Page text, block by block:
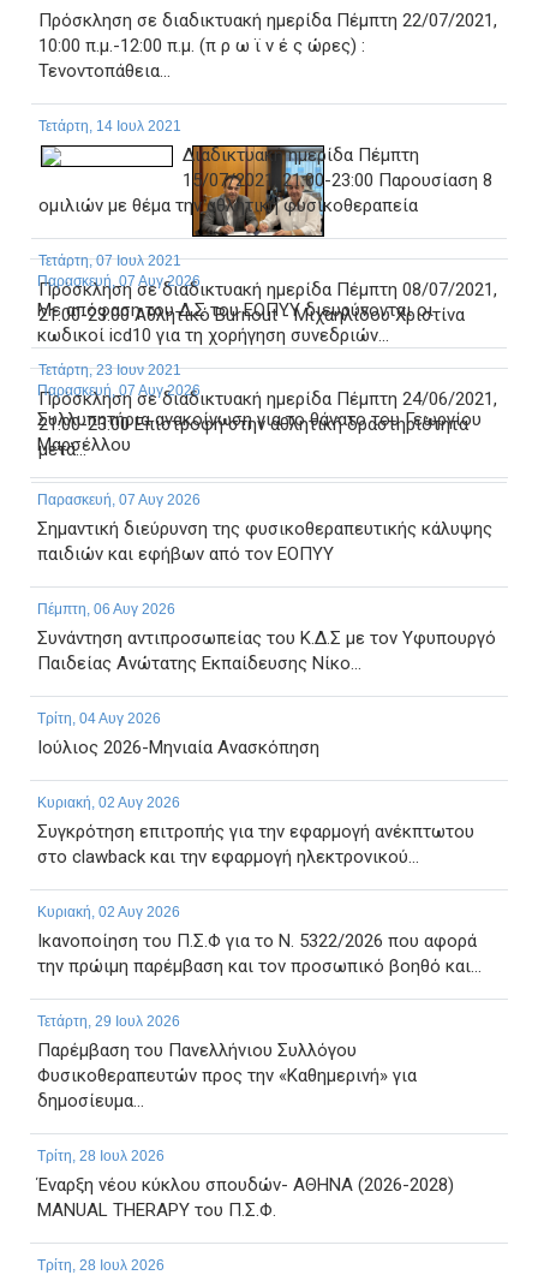
Πρόσκληση σε διαδικτυακή ημερίδα Πέμπτη 22/07/2021,
10:00 π.μ.-12:00 π.μ. (π ρ ω ϊ ν έ ς ώρες) :
Τενοντοπάθεια...
Τετάρτη, 14 Ιουλ 2021
Διαδικτυακή ημερίδα Πέμπτη
15/07/2021, 21:00-23:00 Παρουσίαση 8
ομιλιών με θέμα την αθλητική φυσικοθεραπεία
Τετάρτη, 07 Ιουλ 2021
Πρόσκληση σε διαδικτυακή ημερίδα Πέμπτη 08/07/2021,
21:00-23:00 Aθλητικό Burnout - Μιχαηλίδου Χριστίνα
Τετάρτη, 23 Ιουν 2021
Πρόσκληση σε διαδικτυακή ημερίδα Πέμπτη 24/06/2021,
21:00-23:00 Επιστροφή στην αθλητική δραστηριότητα
μετά...
Παρασκευή, 07 Αυγ 2026
Με απόφαση του Δ.Σ του ΕΟΠΥΥ διευρύνονται οι
κωδικοί icd10 για τη χορήγηση συνεδριών...
Παρασκευή, 07 Αυγ 2026
Συλλυπητήρια ανακοίνωση για το θάνατο του Γεωργίου
Μαρσέλλου
Παρασκευή, 07 Αυγ 2026
Σημαντική διεύρυνση της φυσικοθεραπευτικής κάλυψης
παιδιών και εφήβων από τον ΕΟΠΥΥ
Πέμπτη, 06 Αυγ 2026
Συνάντηση αντιπροσωπείας του Κ.Δ.Σ με τον Υφυπουργό
Παιδείας Ανώτατης Εκπαίδευσης Νίκο...
Τρίτη, 04 Αυγ 2026
Ιούλιος 2026-Μηνιαία Ανασκόπηση
Κυριακή, 02 Αυγ 2026
Συγκρότηση επιτροπής για την εφαρμογή ανέκπτωτου
στο clawback και την εφαρμογή ηλεκτρονικού...
Κυριακή, 02 Αυγ 2026
Ικανοποίηση του Π.Σ.Φ για το Ν. 5322/2026 που αφορά
την πρώιμη παρέμβαση και τον προσωπικό βοηθό και...
Τετάρτη, 29 Ιουλ 2026
Παρέμβαση του Πανελλήνιου Συλλόγου
Φυσικοθεραπευτών προς την «Καθημερινή» για
δημοσίευμα...
Τρίτη, 28 Ιουλ 2026
Έναρξη νέου κύκλου σπουδών- ΑΘΗΝΑ (2026-2028)
MANUAL THERAPY του Π.Σ.Φ.
Τρίτη, 28 Ιουλ 2026